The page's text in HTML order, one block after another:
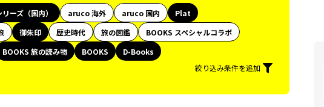
ーズ（国内） aruco 海外 aruco 国内
Plat
御朱印 歴史時代 旅の図鑑
BOOKS スペシャルコラボ
BOOKS 旅の読み物 BOOKS
D-Books
絞り込み条件を追加